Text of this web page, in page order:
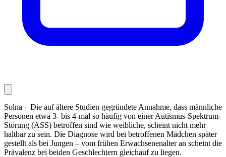
Solna – Die auf ältere Studien gegründete Annahme, dass männliche
Personen etwa 3- bis 4-mal so häufig von einer Autismus-Spektrum-
Störung (ASS) betroffen sind wie weibliche, scheint nicht mehr
haltbar zu sein. Die Diagnose wird bei betroffenen Mädchen später
gestellt als bei Jungen – vom frühen Erwachsenenalter an scheint die
Prävalenz bei beiden Geschlechtern gleichauf zu liegen.